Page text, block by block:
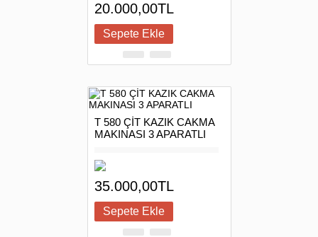
20.000,00TL
T 580 ÇİT KAZIK CAKMA
MAKINASI 3 APARATLI
35.000,00TL